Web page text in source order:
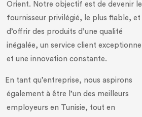
Orient. Notre objectif est de devenir le
fournisseur privilégié, le plus fiable, et
d’offrir des produits d’une qualité
inégalée, un service client exceptionnel
et une innovation constante.
En tant qu’entreprise, nous aspirons
également à être l’un des meilleurs
employeurs en Tunisie, tout en